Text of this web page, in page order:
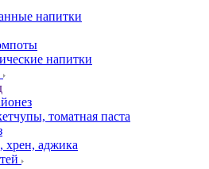
напитки
напитки
томатная паста
хрен, аджика